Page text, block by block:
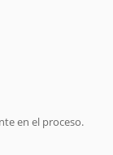
en el proceso.